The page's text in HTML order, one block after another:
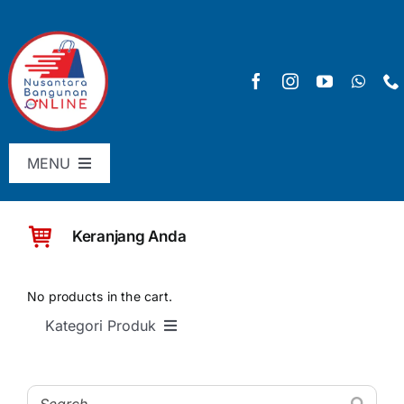
content
MENU
Menu Utama
Pricelist
SHOP
Checkout
Keranjang Anda
No products in the cart.
Kategori Produk